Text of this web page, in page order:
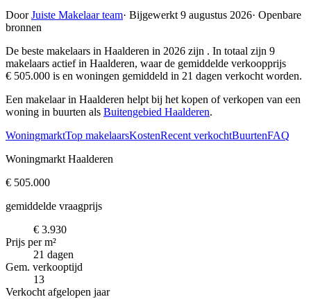
DoorJuiste Makelaar team· Bijgewerkt 9 augustus 2026· Openbare
bronnen
De beste makelaars in Haalderen in 2026 zijn . In totaal zijn 9
makelaars actief in Haalderen, waar de gemiddelde verkoopprijs
€ 505.000 is en woningen gemiddeld in 21 dagen verkocht worden.
Een makelaar in Haalderen helpt bij het kopen of verkopen van een
woning in buurten als Buitengebied Haalderen.
WoningmarktTop makelaarsKostenRecent verkochtBuurtenFAQ
Woningmarkt Haalderen
€ 505.000
gemiddelde vraagprijs
€ 3.930
Prijs per m²
21 dagen
Gem. verkooptijd
13
Verkocht afgelopen jaar